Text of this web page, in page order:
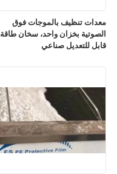
معدات تنظيف بالموجات فوق
الصوتية بخزان واحد، سخان طاقة
قابل للتعديل صناعي